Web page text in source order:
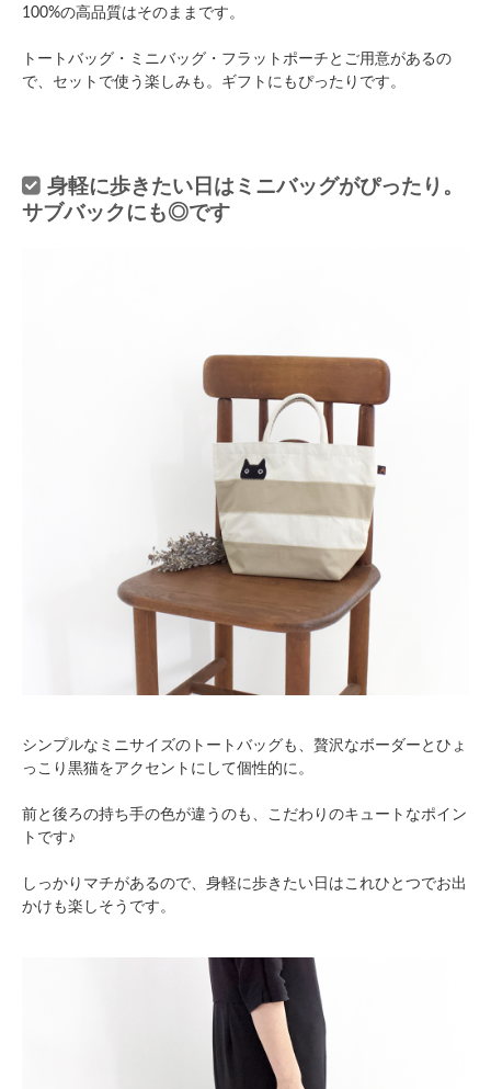
100%の高品質はそのままです。
トートバッグ・ミニバッグ・フラットポーチとご用意があるの
で、セットで使う楽しみも。ギフトにもぴったりです。
身軽に歩きたい日はミニバッグがぴったり。
サブバックにも◎です
シンプルなミニサイズのトートバッグも、贅沢なボーダーとひょ
っこり黒猫をアクセントにして個性的に。
前と後ろの持ち手の色が違うのも、こだわりのキュートなポイン
トです♪
しっかりマチがあるので、身軽に歩きたい日はこれひとつでお出
かけも楽しそうです。